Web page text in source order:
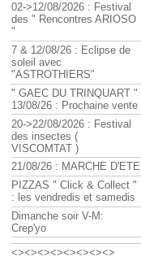
02->12/08/2026 : Festival
des " Rencontres ARIOSO
"
7 & 12/08/26 : Eclipse de
soleil avec
"ASTROTHIERS"
" GAEC DU TRINQUART "
13/08/26 : Prochaine vente
20->22/08/2026 : Festival
des insectes (
VISCOMTAT )
21/08/26 : MARCHE D'ETE
PIZZAS " Click & Collect "
: les vendredis et samedis
Dimanche soir V-M:
Crep'yo
<><><><><><><><>